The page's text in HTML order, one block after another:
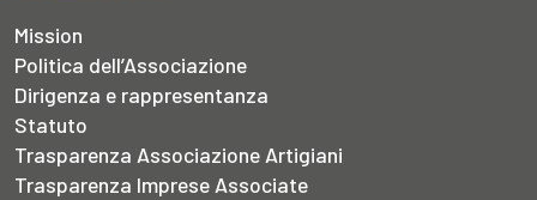
Mission
Politica dell’Associazione
Dirigenza e rappresentanza
Statuto
Trasparenza Associazione Artigiani
Trasparenza Imprese Associate